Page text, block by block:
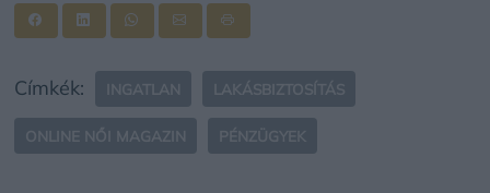
Címkék: INGATLAN LAKÁSBIZTOSÍTÁS
ONLINE NŐI MAGAZIN PÉNZÜGYEK